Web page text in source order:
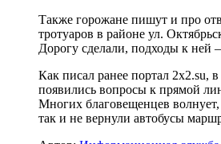
Также горожане пишут и про
тротуаров в районе ул.
Дорогу сделали, подходы к ней
Как писал ранее портал 2х2.su,
появились вопросы к прямой
Многих благовещенцев волнует,
так и не вернули автобусы